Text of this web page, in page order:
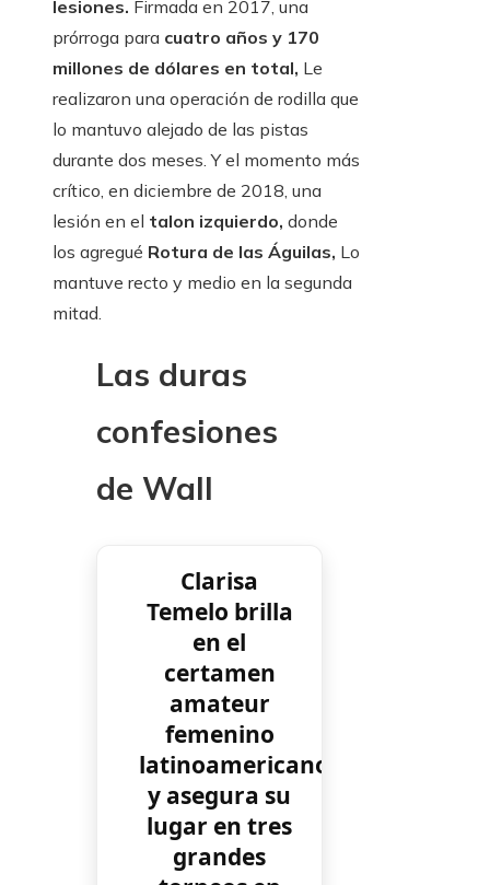
lesiones. Firmada en 2017, una
prórroga para cuatro años y 170
millones de dólares en total, Le
realizaron una operación de rodilla que
lo mantuvo alejado de las pistas
durante dos meses. Y el momento más
crítico, en diciembre de 2018, una
lesión en el talon izquierdo, donde
los agregué Rotura de las Águilas, Lo
mantuve recto y medio en la segunda
mitad.
Las duras
confesiones
de Wall
Clarisa
Temelo brilla
en el
certamen
amateur
femenino
latinoamericano
y asegura su
lugar en tres
grandes